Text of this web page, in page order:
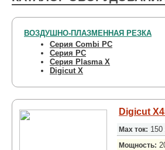
ВОЗДУШНО-ПЛАЗМЕННАЯ РЕЗКА
Серия Combi PC
Серия PC
Серия Plasma X
Digicut X
Digicut
Max ток:
Мощность: